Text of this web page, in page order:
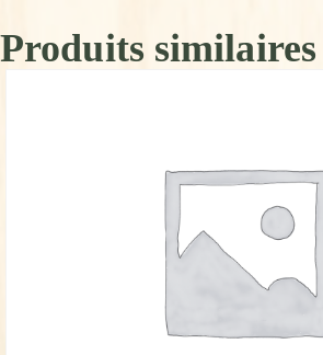
Produits similaires